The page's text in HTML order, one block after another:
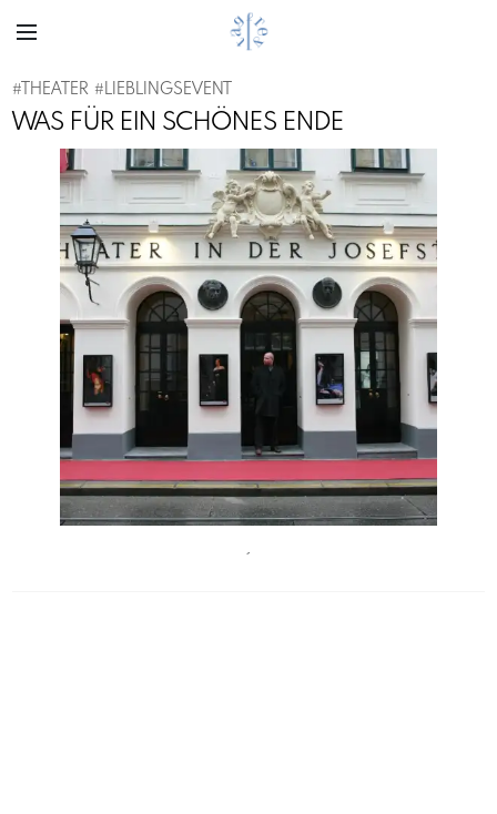
# THEATER #LIEBLINGSEVENT
WAS FÜR EIN SCHÖNES ENDE
Previous Next
´